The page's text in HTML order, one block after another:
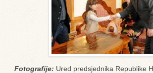
Fotografije: Ured predsjednika Republike